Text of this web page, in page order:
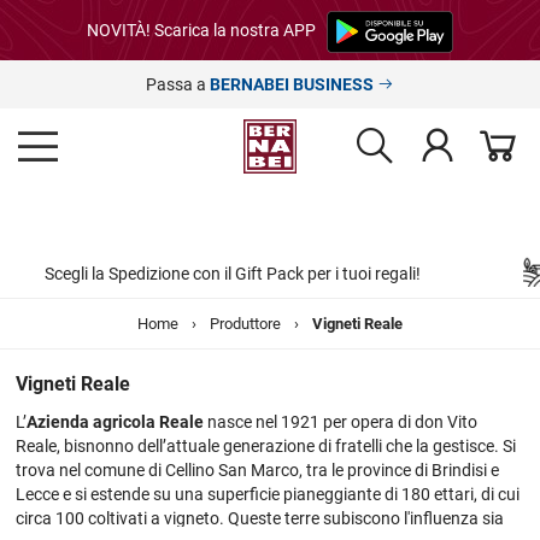
NOVITÀ! Scarica la nostra APP
Passa a BERNABEI BUSINESS
per i tuoi regali! Bernabei ti regala l'esperienza
Home › Produttore › Vigneti Reale
Vigneti Reale
L’Azienda agricola Reale nasce nel 1921 per opera di don Vito
Reale, bisnonno dell’attuale generazione di fratelli che la gestisce. Si
trova nel comune di Cellino San Marco, tra le province di Brindisi e
Lecce e si estende su una superficie pianeggiante di 180 ettari, di cui
circa 100 coltivati a vigneto. Queste terre subiscono l'influenza sia